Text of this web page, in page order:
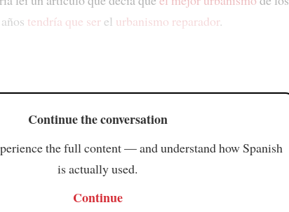
tendría que serel urbanismo reparador.
Continue the conversation
the full content — and understand how Spanish
is actually used.
Continue